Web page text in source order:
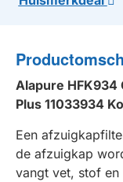
Alapure HFK934
Plus 11033934
Een
de afzuigkap
vangt vet, stof